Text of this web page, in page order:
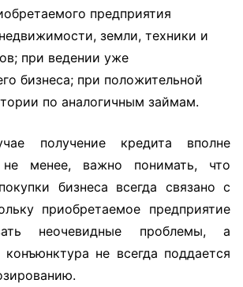
предприятия
земли, техники и
при ведении уже
бизнеса; при положительной
по аналогичным займам.
получение кредита вполне
менее, важно понимать, что
бизнеса всегда связано с
приобретаемое предприятие
неочевидные проблемы, а
конъюнктура не всегда поддается